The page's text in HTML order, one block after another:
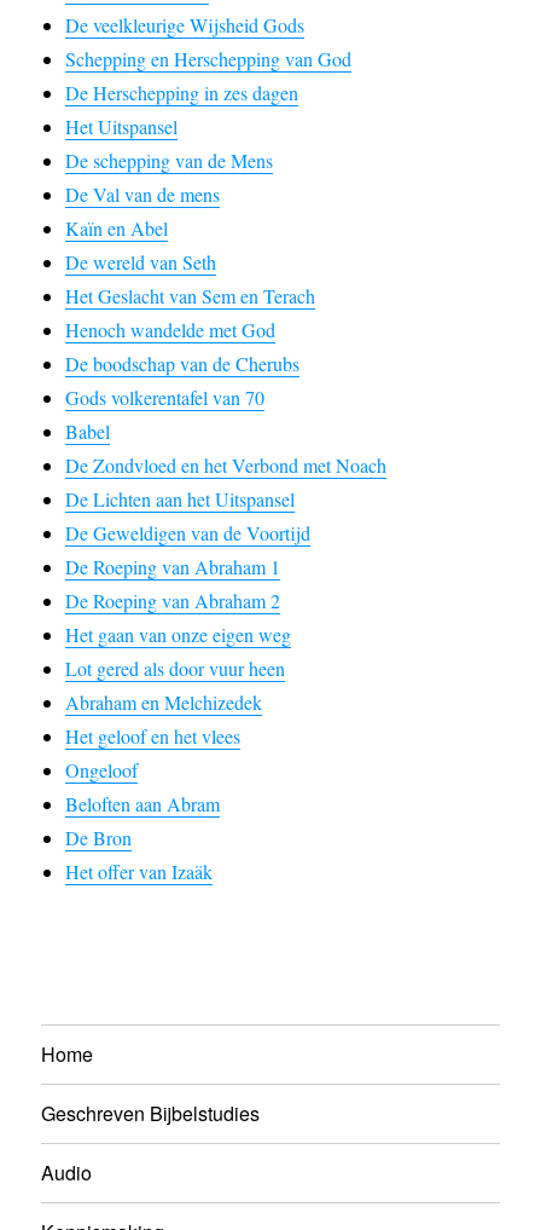
De veelkleurige Wijsheid Gods
Schepping en Herschepping van God
De Herschepping in zes dagen
Het Uitspansel
De schepping van de Mens
De Val van de mens
Kaïn en Abel
De wereld van Seth
Het Geslacht van Sem en Terach
Henoch wandelde met God
De boodschap van de Cherubs
Gods volkerentafel van 70
Babel
De Zondvloed en het Verbond met Noach
De Lichten aan het Uitspansel
De Geweldigen van de Voortijd
De Roeping van Abraham 1
De Roeping van Abraham 2
Het gaan van onze eigen weg
Lot gered als door vuur heen
Abraham en Melchizedek
Het geloof en het vlees
Ongeloof
Beloften aan Abram
De Bron
Het offer van Izaäk
Home
Geschreven Bijbelstudies
Audio